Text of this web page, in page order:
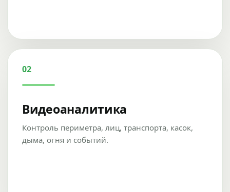
02
Видеоаналитика
Контроль периметра, лиц, транспорта, касок,
дыма, огня и событий.